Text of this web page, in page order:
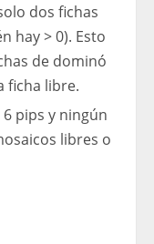
dos fichas
hay > 0). Esto
de dominó
ficha libre.
pips y ningún
libres o